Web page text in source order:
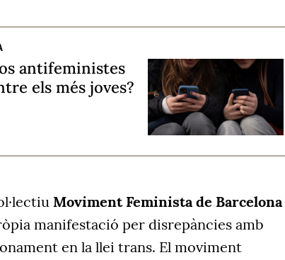
antifeministes
els més joves?
Moviment Feminista de Barcelona
manifestació per disrepàncies amb
en la llei trans. El moviment